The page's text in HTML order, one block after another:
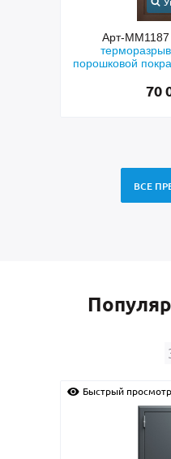
Арт-
порошковым
ВСЕ
Быстрый